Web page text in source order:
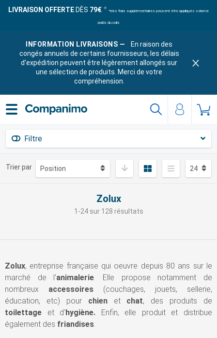
LIVRAISON OFFERTE DÈS 79€ *des frais supplémentaires peuvent être appliqués selon le
poids du colis
INFORMATION LIVRAISONS —
En raison des
congés annuels de certains fournisseurs, les délais
d'expédition peuvent être légèrement allongés sur
une sélection de produits. Merci de votre
compréhension.
Filtre
Trier par
Zolux
1-24 sur 128 résultats
Zolux, entreprise française qui oeuvre depuis 80 ans sur le
marché de l'animalerie. Elle propose notamment de
nombreux accessoires (couchages, jouets, sellerie,
éducation, etc) pour chienet chat, des produits de
toilettage et d'hygiène. Enfin,
elle produit et distribue
également des friandises.